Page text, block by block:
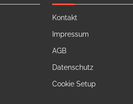
Kontakt
Impressum
AGB
Datenschutz
Cookie Setup